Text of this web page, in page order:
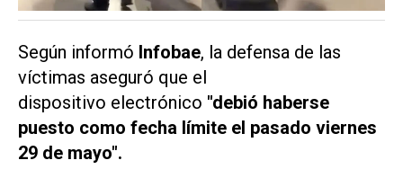
Según informó Infobae, la defensa de las
víctimas aseguró que el
dispositivo electrónico "debió haberse
puesto como fecha límite el pasado viernes
29 de mayo".